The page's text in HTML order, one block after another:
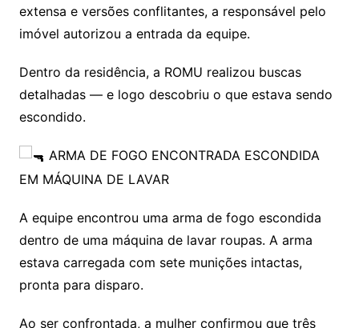
extensa e versões conflitantes, a responsável pelo
imóvel autorizou a entrada da equipe.
Dentro da residência, a ROMU realizou buscas
detalhadas — e logo descobriu o que estava sendo
escondido.
ARMA DE FOGO ENCONTRADA ESCONDIDA
EM MÁQUINA DE LAVAR
A equipe encontrou uma arma de fogo escondida
dentro de uma máquina de lavar roupas. A arma
estava carregada com sete munições intactas,
pronta para disparo.
Ao ser confrontada, a mulher confirmou que três